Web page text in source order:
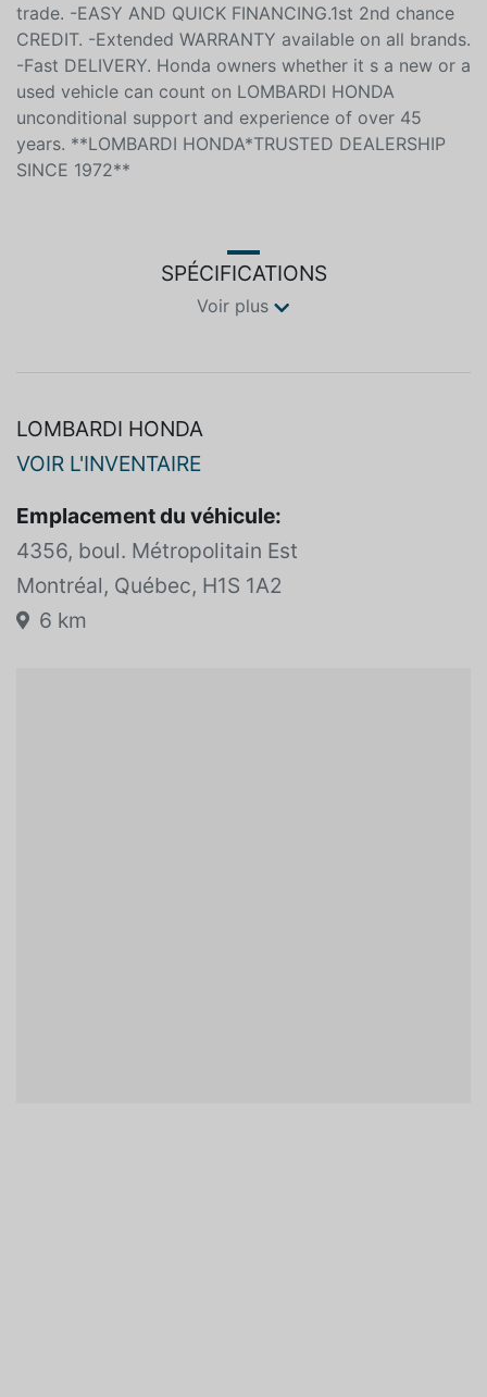
trade. -EASY AND QUICK FINANCING.1st 2nd chance
CREDIT. -Extended WARRANTY available on all brands.
-Fast DELIVERY. Honda owners whether it s a new or a
used vehicle can count on LOMBARDI HONDA
unconditional support and experience of over 45
years. **LOMBARDI HONDA*TRUSTED DEALERSHIP
SINCE 1972**
SPÉCIFICATIONS
Voir plus
LOMBARDI HONDA
VOIR L'INVENTAIRE
Emplacement du véhicule:
4356, boul. Métropolitain Est
Montréal, Québec, H1S 1A2
6 km